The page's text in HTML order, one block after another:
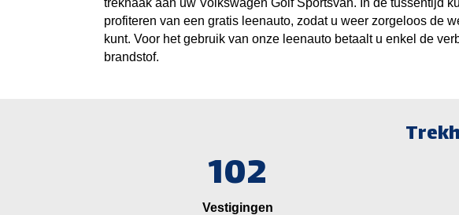
trekhaak aan uw Volkswagen Golf Sportsvan. In de tussentijd
profiteren van een gratis leenauto, zodat u weer zorgeloos de
kunt. Voor het gebruik van onze leenauto betaalt u enkel de
brandstof.
102
Vestigingen